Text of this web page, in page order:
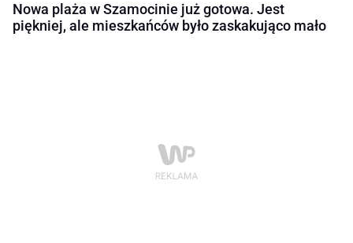
Nowa plaża w Szamocinie już gotowa. Jest
piękniej, ale mieszkańców było zaskakująco mało